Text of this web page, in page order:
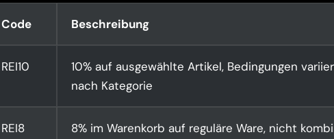
Code Beschreibung
REI10
10% auf ausgewählte Artikel, Bedingungen
nach Kategorie
REI8
8% im Warenkorb auf reguläre Ware, nicht